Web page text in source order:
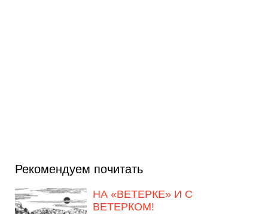
Рекомендуем почитать
НА «ВЕТЕРКЕ» И С
ВЕТЕРКОМ!